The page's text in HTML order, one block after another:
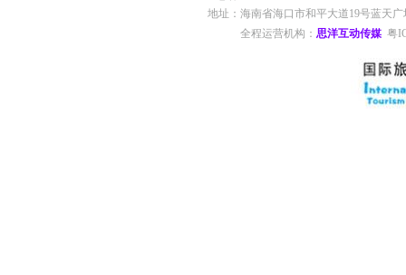
地址：海南省海口市和平大道19号蓝天广
全程运营机构： 思洋互动传媒 粤